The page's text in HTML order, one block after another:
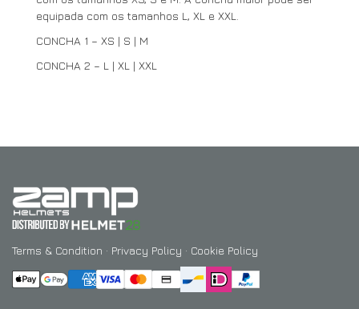
equipada com os tamanhos L, XL e XXL.
CONCHA 1 – XS | S | M
CONCHA 2 – L | XL | XXL
Terms & Condition · Privacy Policy · Cookie Policy